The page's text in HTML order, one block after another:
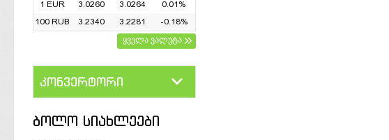
1 EUR
3.0260 3.0264
0.01%
100 RUB
3.2340 3.2281
-0.18%
ყველა ვალუტა
კონვერტორი
ᲑᲝᲚᲝ ᲡᲘᲐᲮᲚᲔᲔᲑᲘ